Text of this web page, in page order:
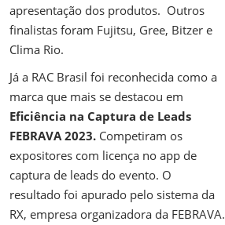
apresentação dos produtos. Outros
finalistas foram Fujitsu, Gree, Bitzer e
Clima Rio.
Já a RAC Brasil foi reconhecida como a
marca que mais se destacou em
Eficiência na Captura de Leads
FEBRAVA 2023. Competiram os
expositores com licença no app de
captura de leads do evento. O
resultado foi apurado pelo sistema da
RX, empresa organizadora da FEBRAVA.